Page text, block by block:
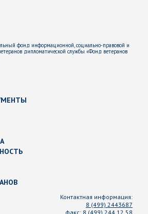
фонд информационной, социально-правовой и
дипломатической службы «Фонд ветеранов
Контактная информация:
8 (499) 2443687
факс: 8 (499) 244 12 58